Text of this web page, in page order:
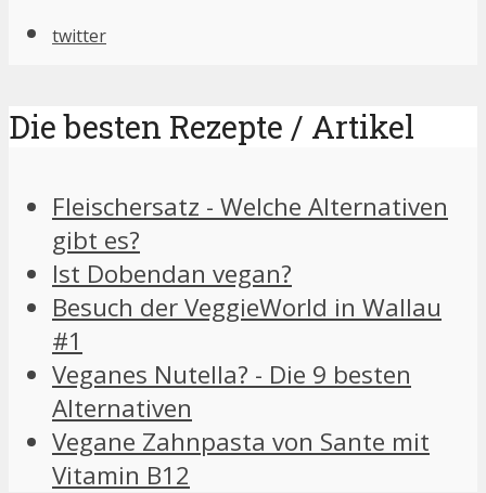
twitter
Die besten Rezepte / Artikel
Fleischersatz - Welche Alternativen
gibt es?
Ist Dobendan vegan?
Besuch der VeggieWorld in Wallau
#1
Veganes Nutella? - Die 9 besten
Alternativen
Vegane Zahnpasta von Sante mit
Vitamin B12